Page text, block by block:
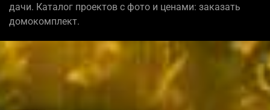
дачи. Каталог проектов с фото и ценами: заказать
домокомплект.